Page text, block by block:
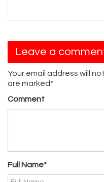
Leave a
Your email address will
are marked*
Comment
Full Name*